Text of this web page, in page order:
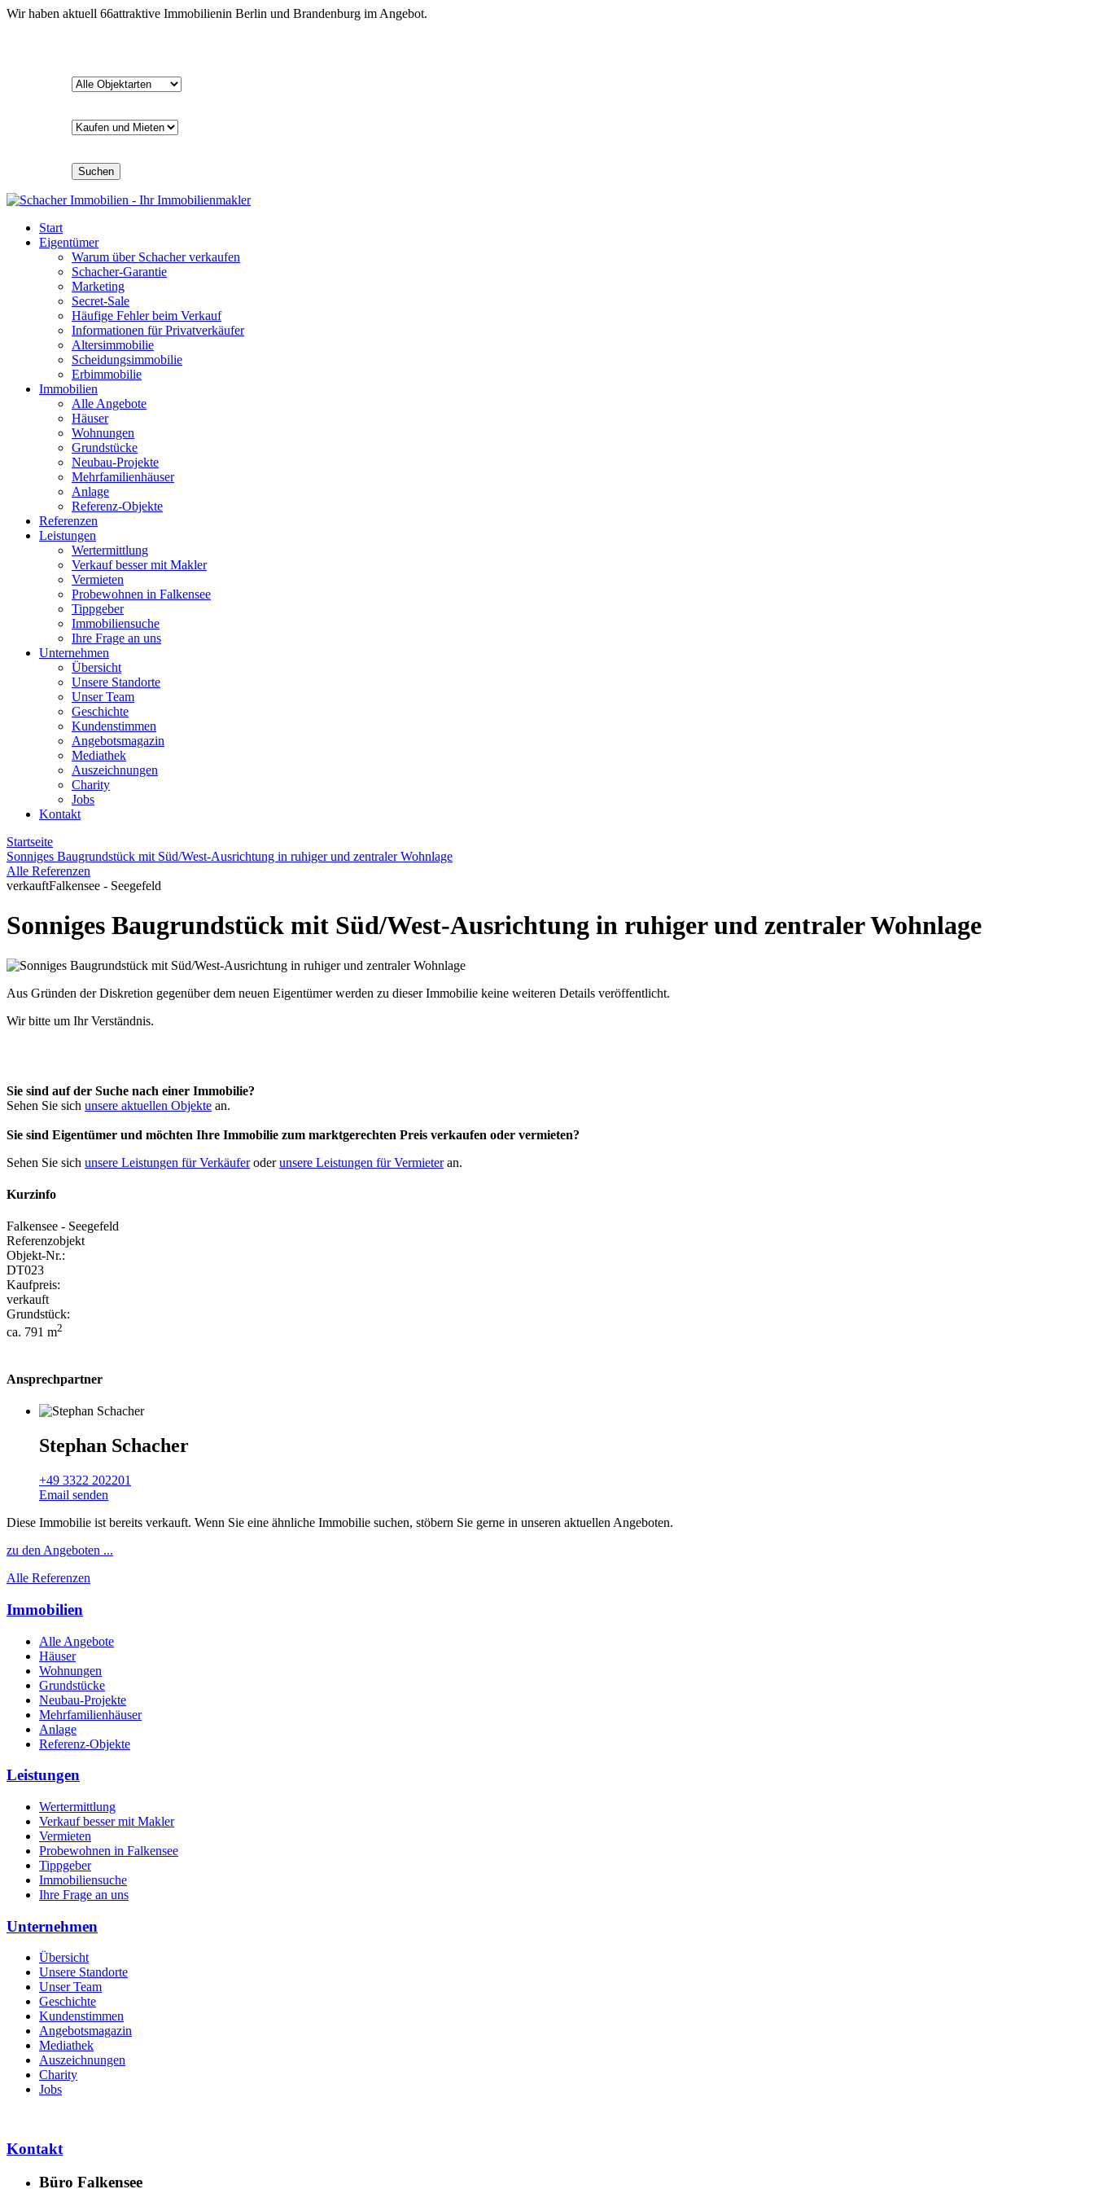
Wir haben aktuell 66attraktive Immobilienin Berlin und Brandenburg im Angebot.
Suchen
Start
Eigentümer
Warum über Schacher verkaufen
Schacher-Garantie
Marketing
Secret-Sale
Häufige Fehler beim Verkauf
Informationen für Privatverkäufer
Altersimmobilie
Scheidungsimmobilie
Erbimmobilie
Immobilien
Alle Angebote
Häuser
Wohnungen
Grundstücke
Neubau-Projekte
Mehrfamilienhäuser
Anlage
Referenz-Objekte
Referenzen
Leistungen
Wertermittlung
Verkauf besser mit Makler
Vermieten
Probewohnen in Falkensee
Tippgeber
Immobiliensuche
Ihre Frage an uns
Unternehmen
Übersicht
Unsere Standorte
Unser Team
Geschichte
Kundenstimmen
Angebotsmagazin
Mediathek
Auszeichnungen
Charity
Jobs
Kontakt
Startseite
Sonniges Baugrundstück mit Süd/West-Ausrichtung in ruhiger und zentraler Wohnlage
Alle Referenzen
verkauftFalkensee - Seegefeld
Sonniges Baugrundstück mit Süd/West-Ausrichtung in ruhiger und zentraler Wohnlage
Aus Gründen der Diskretion gegenüber dem neuen Eigentümer werden zu dieser Immobilie keine weiteren Details veröffentlicht.
Wir bitte um Ihr Verständnis.
Sie sind auf der Suche nach einer Immobilie?
Sehen Sie sich unsere aktuellen Objekte an.
Sie sind Eigentümer und möchten Ihre Immobilie zum marktgerechten Preis verkaufen oder vermieten?
Sehen Sie sich unsere Leistungen für Verkäuferoderunsere Leistungen für Vermieteran.
Kurzinfo
Falkensee - Seegefeld
Referenzobjekt
Objekt-Nr.:
DT023
Kaufpreis:
verkauft
Grundstück:
ca. 791 m2
Ansprechpartner
Stephan Schacher
+49 3322 202201
Email senden
Diese Immobilie ist bereits verkauft. Wenn Sie eine ähnliche Immobilie suchen, stöbern Sie gerne in unseren aktuellen Angeboten.
zu den Angeboten ...
Alle Referenzen
Immobilien
Alle Angebote
Häuser
Wohnungen
Grundstücke
Neubau-Projekte
Mehrfamilienhäuser
Anlage
Referenz-Objekte
Leistungen
Wertermittlung
Verkauf besser mit Makler
Vermieten
Probewohnen in Falkensee
Tippgeber
Immobiliensuche
Ihre Frage an uns
Unternehmen
Übersicht
Unsere Standorte
Unser Team
Geschichte
Kundenstimmen
Angebotsmagazin
Mediathek
Auszeichnungen
Charity
Jobs
Kontakt
Büro Falkensee